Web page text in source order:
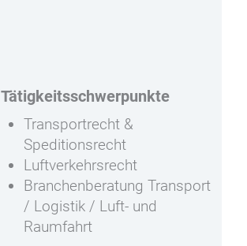
Tätigkeitsschwerpunkte
Transportrecht &
Speditionsrecht
Luftverkehrsrecht
Branchenberatung Transport
/ Logistik / Luft- und
Raumfahrt